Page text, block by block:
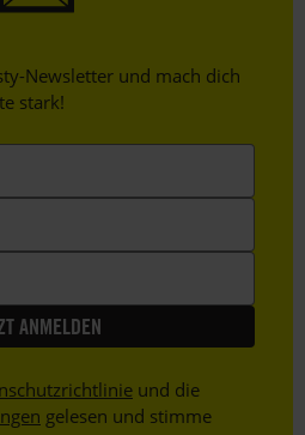
Newsletter und mach dich
stark!
und die
gelesen und stimme